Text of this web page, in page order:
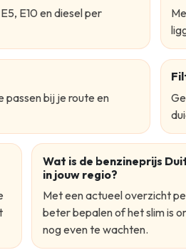
E10 en diesel per
passen bij je route en
Wat is de benzineprijs
in jouw regio?
Met een actueel overzicht
beter bepalen of het slim is
nog even te wachten.